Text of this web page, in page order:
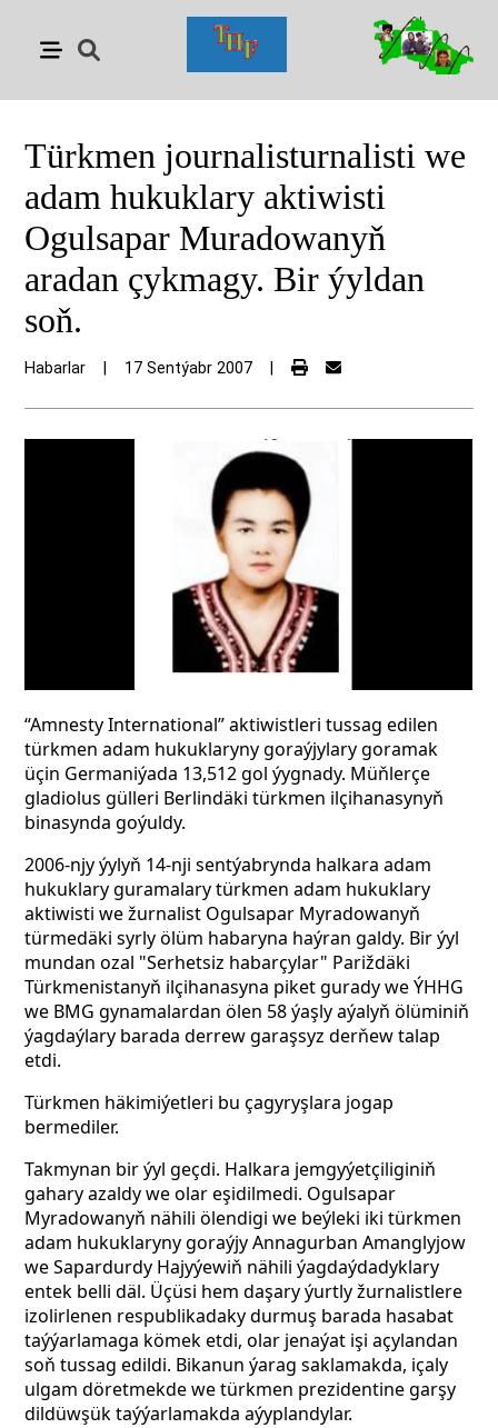
Türkmen journalisturnalisti we
adam hukuklary aktiwisti
Ogulsapar Muradowanyň
aradan çykmagy. Bir ýyldan
soň.
Habarlar 17 Sentýabr 2007
“Amnesty International” aktiwistleri tussag edilen
türkmen adam hukuklaryny goraýjylary goramak
üçin Germaniýada 13,512 gol ýygnady. Müňlerçe
gladiolus gülleri Berlindäki türkmen ilçihanasynyň
binasynda goýuldy.
2006-njy ýylyň 14-nji sentýabrynda halkara adam
hukuklary guramalary türkmen adam hukuklary
aktiwisti we žurnalist Ogulsapar Myradowanyň
türmedäki syrly ölüm habaryna haýran galdy. Bir ýyl
mundan ozal "Serhetsiz habarçylar" Pariždäki
Türkmenistanyň ilçihanasyna piket gurady we ÝHHG
we BMG gynamalardan ölen 58 ýaşly aýalyň ölüminiň
ýagdaýlary barada derrew garaşsyz derňew talap
etdi.
Türkmen häkimiýetleri bu çagyryşlara jogap
bermediler.
Takmynan bir ýyl geçdi. Halkara jemgyýetçiliginiň
gahary azaldy we olar eşidilmedi. Ogulsapar
Myradowanyň nähili ölendigi we beýleki iki türkmen
adam hukuklaryny goraýjy Annagurban Amanglyjow
we Sapardurdy Hajyýewiň nähili ýagdaýdadyklary
entek belli däl. Üçüsi hem daşary ýurtly žurnalistlere
izolirlenen respublikadaky durmuş barada hasabat
taýýarlamaga kömek etdi, olar jenaýat işi açylandan
soň tussag edildi. Bikanun ýarag saklamakda, içaly
ulgam döretmekde we türkmen prezidentine garşy
dildüwşük taýýarlamakda aýyplandylar.